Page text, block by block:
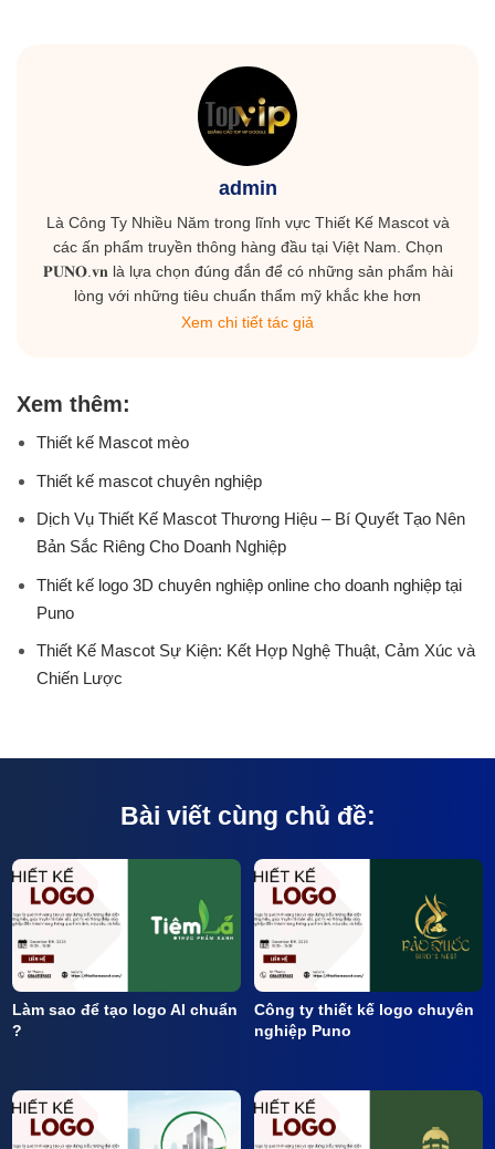
admin
Là Công Ty Nhiều Năm trong lĩnh vực Thiết Kế Mascot và
các ấn phẩm truyền thông hàng đầu tại Việt Nam. Chọn
𝐏𝐔𝐍𝐎.𝐯𝐧 là lựa chọn đúng đắn để có những sản phẩm hài
lòng với những tiêu chuẩn thẩm mỹ khắc khe hơn
Xem chi tiết tác giả
Xem thêm:
Thiết kế Mascot mèo
Thiết kế mascot chuyên nghiệp
Dịch Vụ Thiết Kế Mascot Thương Hiệu – Bí Quyết Tạo Nên
Bản Sắc Riêng Cho Doanh Nghiệp
Thiết kế logo 3D chuyên nghiệp online cho doanh nghiệp tại
Puno
Thiết Kế Mascot Sự Kiện: Kết Hợp Nghệ Thuật, Cảm Xúc và
Chiến Lược
Bài viết cùng chủ đề:
Làm sao để tạo logo AI chuẩn
?
Công ty thiết kế logo chuyên
nghiệp Puno